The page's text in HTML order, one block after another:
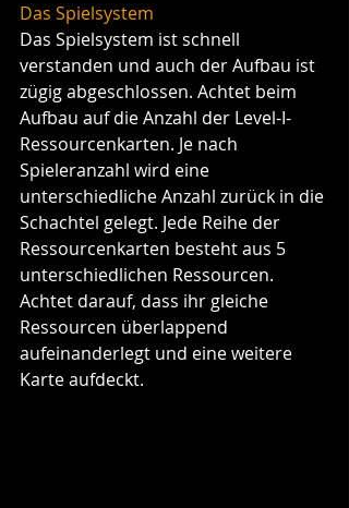
Das Spielsystem
Das Spielsystem ist schnell
verstanden und auch der Aufbau ist
zügig abgeschlossen. Achtet beim
Aufbau auf die Anzahl der Level-I-
Ressourcenkarten. Je nach
Spieleranzahl wird eine
unterschiedliche Anzahl zurück in die
Schachtel gelegt. Jede Reihe der
Ressourcenkarten besteht aus 5
unterschiedlichen Ressourcen.
Achtet darauf, dass ihr gleiche
Ressourcen überlappend
aufeinanderlegt und eine weitere
Karte aufdeckt.